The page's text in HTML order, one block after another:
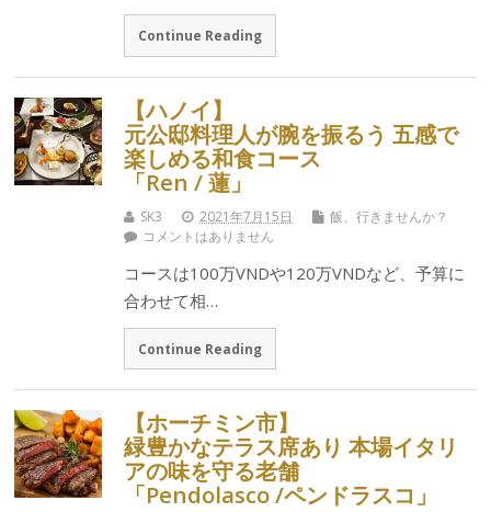
Continue Reading
【ハノイ】
元公邸料理人が腕を振るう 五感で
楽しめる和食コース
「Ren / 蓮」
SK3 2021年7月15日
飯、行きませんか？
コメントはありません
コースは100万VNDや120万VNDなど、予算に
合わせて相…
Continue Reading
【ホーチミン市】
緑豊かなテラス席あり 本場イタリ
アの味を守る老舗
「Pendolasco /ペンドラスコ」